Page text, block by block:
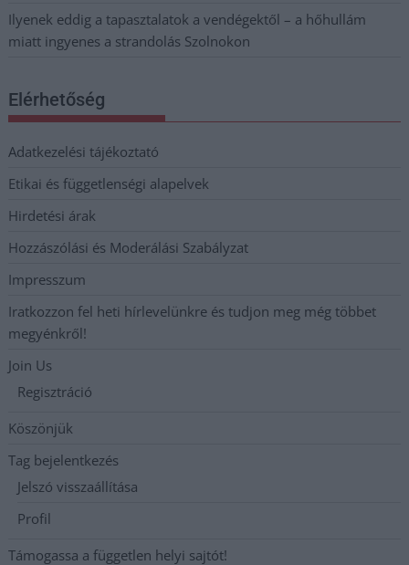
Ilyenek eddig a tapasztalatok a vendégektől – a hőhullám
miatt ingyenes a strandolás Szolnokon
Elérhetőség
Adatkezelési tájékoztató
Etikai és függetlenségi alapelvek
Hirdetési árak
Hozzászólási és Moderálási Szabályzat
Impresszum
Iratkozzon fel heti hírlevelünkre és tudjon meg még többet
megyénkről!
Join Us
Regisztráció
Köszönjük
Tag bejelentkezés
Jelszó visszaállítása
Profil
Támogassa a független helyi sajtót!